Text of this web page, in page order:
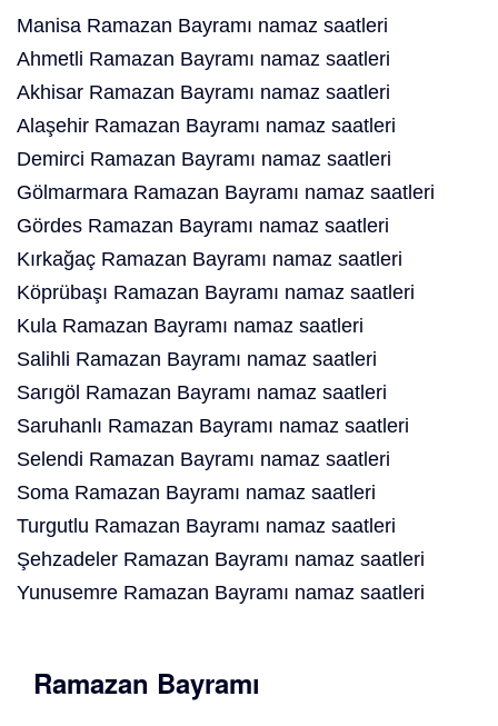
Manisa Ramazan Bayramı namaz saatleri
Ahmetli Ramazan Bayramı namaz saatleri
Akhisar Ramazan Bayramı namaz saatleri
Alaşehir Ramazan Bayramı namaz saatleri
Demirci Ramazan Bayramı namaz saatleri
Gölmarmara Ramazan Bayramı namaz saatleri
Gördes Ramazan Bayramı namaz saatleri
Kırkağaç Ramazan Bayramı namaz saatleri
Köprübaşı Ramazan Bayramı namaz saatleri
Kula Ramazan Bayramı namaz saatleri
Salihli Ramazan Bayramı namaz saatleri
Sarıgöl Ramazan Bayramı namaz saatleri
Saruhanlı Ramazan Bayramı namaz saatleri
Selendi Ramazan Bayramı namaz saatleri
Soma Ramazan Bayramı namaz saatleri
Turgutlu Ramazan Bayramı namaz saatleri
Şehzadeler Ramazan Bayramı namaz saatleri
Yunusemre Ramazan Bayramı namaz saatleri
Ramazan Bayramı